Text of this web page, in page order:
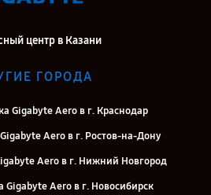
центр в Казани
ГОРОДА
Gigabyte Aero в г. Краснодар
Aero в г. Ростов-на-Дону
Aero в г. Нижний Новгород
Gigabyte Aero в г. Новосибирск